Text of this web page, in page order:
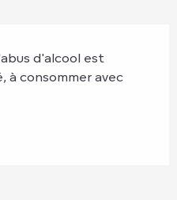
d'alcool est
à consommer avec